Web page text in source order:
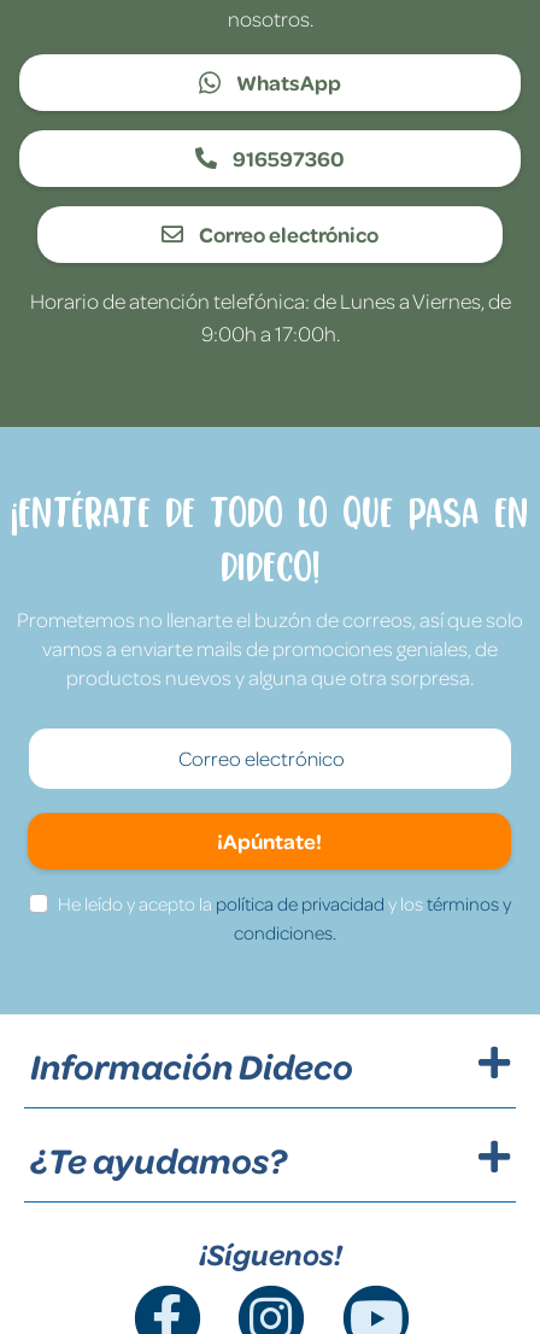
nosotros.
WhatsApp
916597360
Correo electrónico
Horario de atención telefónica: de Lunes a Viernes, de
9:00h a 17:00h.
¡Entérate de todo lo que pasa en
Dideco!
Prometemos no llenarte el buzón de correos, así que solo
vamos a enviarte mails de promociones geniales, de
productos nuevos y alguna que otra sorpresa.
¡Apúntate!
He leído y acepto la política de privacidad y lostérminos y
condiciones.
Información Dideco
¿Te ayudamos?
¡Síguenos!